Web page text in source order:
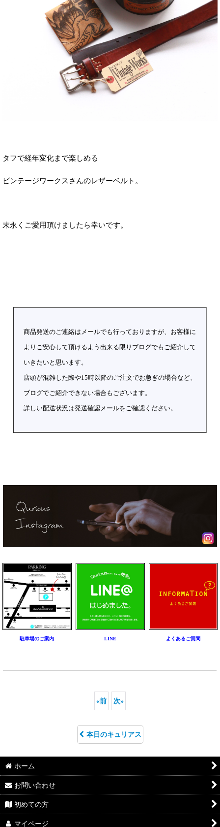
タフで経年変化まで楽しめる
ビンテージワークスさんのレザーベルト。
末永くご愛用頂けましたら幸いです。
商品発送のご連絡はメールでも行っておりますが、お客様に
よりご安心して頂けるよう出来る限りブログでもご紹介して
いきたいと思います。
店頭が混雑した際や15時以降のご注文でお急ぎの場合など、
ブログでご紹介できない場合もございます。
詳しい配送状況は発送確認メールをご確認ください。
駐車場のご案内 LINE よくあるご質問
«前 次»
本日のキュリアス
ホーム
お問い合わせ
初めての方
マイページ